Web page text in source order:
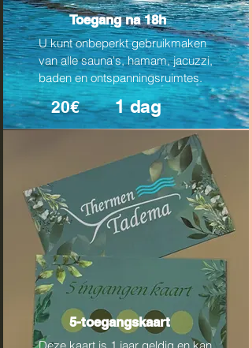
Toegang na 18h
U kunt onbeperkt gebruikmaken
van alle sauna's, hamam, jacuzzi,
baden en ontspanningsruimtes.
20€ 1 dag
5-toegangskaart
Deze kaart is 1 jaar geldig en kan